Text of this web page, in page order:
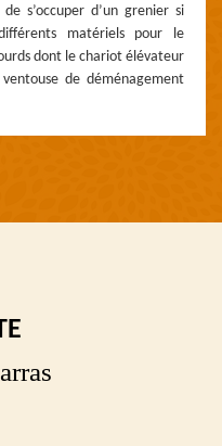
s’occuper d’un grenier si
matériels pour le
dont le chariot élévateur
de déménagement